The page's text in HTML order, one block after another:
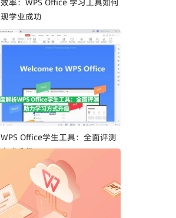
学业成功
Office学生工具：全面评测
式升级